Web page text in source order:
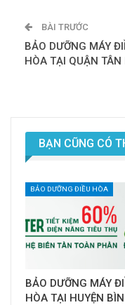
BÀI TRƯỚC
BẢO DƯỠNG MÁY
HÒA TẠI QUẬN TÂN
BẠN CŨNG CÓ
BẢO DƯỠNG ĐIỀU HÒA
BẢO DƯỠNG MÁY
HÒA TẠI HUYỆN